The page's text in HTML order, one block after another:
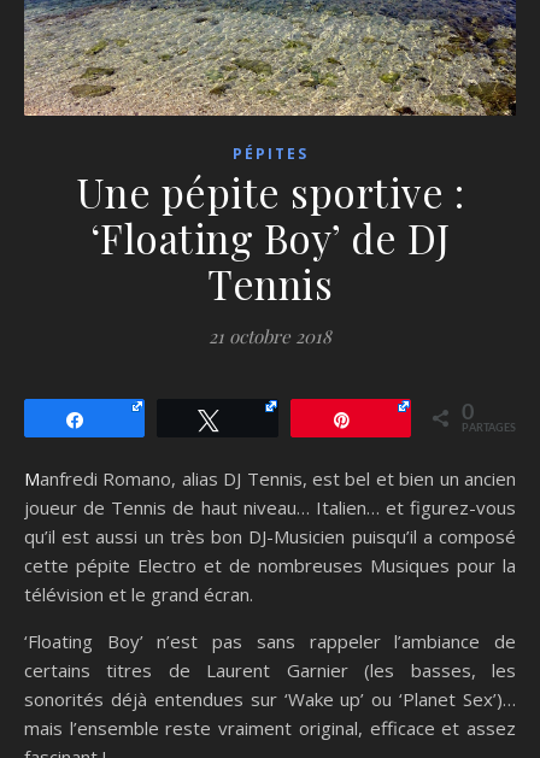
PÉPITES
Une pépite sportive :
‘Floating Boy’ de DJ
Tennis
21 octobre 2018
0
PARTAGES
Manfredi Romano, alias DJ Tennis, est bel et bien un ancien
joueur de Tennis de haut niveau… Italien… et figurez-vous
qu’il est aussi un très bon DJ-Musicien puisqu’il a composé
cette pépite Electro et de nombreuses Musiques pour la
télévision et le grand écran.
‘Floating Boy’ n’est pas sans rappeler l’ambiance de
certains titres de Laurent Garnier (les basses, les
sonorités déjà entendues sur ‘Wake up’ ou ‘Planet Sex’)…
mais l’ensemble reste vraiment original, efficace et assez